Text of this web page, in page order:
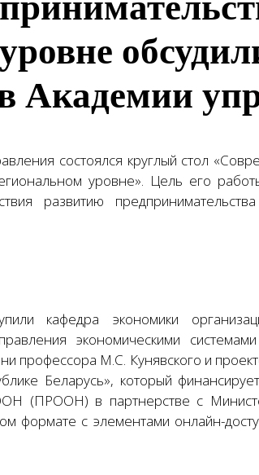
Академии
состоялся круглый стол
уровне». Цель его
развитию
кафедра экономики
экономическими
профессора М.С. Кунявского и
Беларусь», который
(ПРООН) в партнерстве с
формате с элементами онлайн-